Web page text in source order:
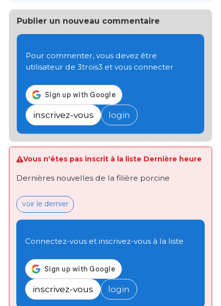
Publier un nouveau commentaire
Pour commenter, vous devez être
utilisateur de 3trois3 et vous connecter
inscrivez-vous login
Vous n'êtes pas inscrit à la liste Dernière heure
Dernières nouvelles de la filière porcine
voir le dernier
Connectez-vous et inscrivez-vous à la liste
inscrivez-vous login